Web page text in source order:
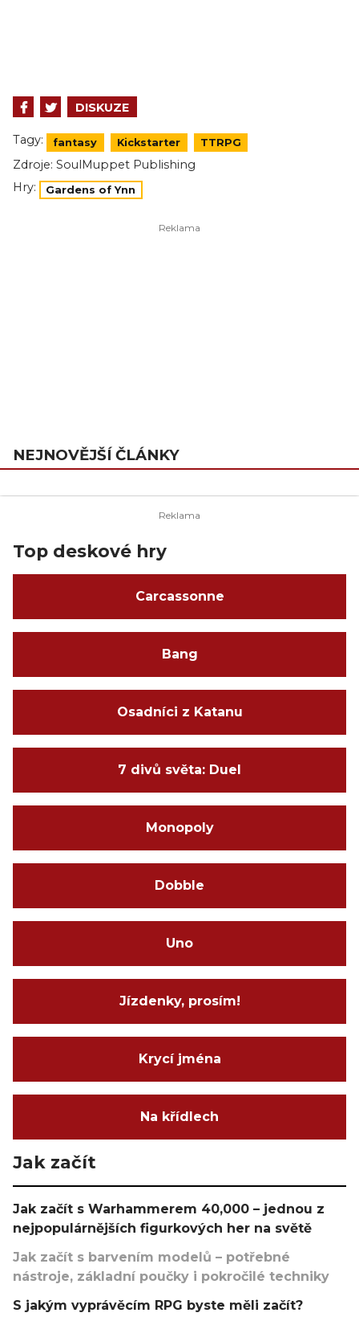
DISKUZE
Tagy: fantasy Kickstarter TTRPG
Zdroje: SoulMuppet Publishing
Hry:
Gardens of Ynn
NEJNOVĚJŠÍ ČLÁNKY
Top deskové hry
Carcassonne
Bang
Osadníci z Katanu
7 divů světa: Duel
Monopoly
Dobble
Uno
Jízdenky, prosím!
Krycí jména
Na křídlech
Jak začít
Jak začít s Warhammerem 40,000 – jednou z
nejpopulárnějších figurkových her na světě
Jak začít s barvením modelů – potřebné
nástroje, základní poučky i pokročilé techniky
S jakým vyprávěcím RPG byste měli začít?